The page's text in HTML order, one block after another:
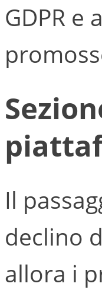
GDPR
Il
declino
allora i